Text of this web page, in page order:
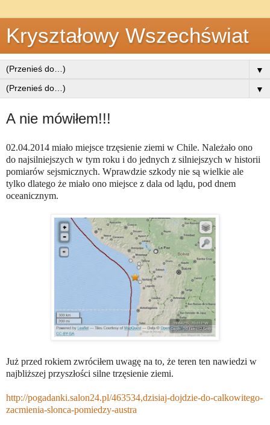
Kryształowy Wszechświat
▼
▼
A nie mówiłem!!!
02.04.2014 miało miejsce trzęsienie ziemi w Chile. Należało ono
do najsilniejszych w tym roku i do jednych z silniejszych w historii
pomiarów sejsmicznych. Wprawdzie szkody nie są wielkie ale
tylko dlatego że miało ono miejsce z dala od lądu, pod dnem
oceanicznym.
Już przed rokiem zwróciłem uwagę na to, że teren ten nawiedzi w
najbliższej przyszłości silne trzęsienie ziemi.
http://pogadanki.salon24.pl/463534,dzisiaj-dojdzie-do-calkowitego-
zacmienia-slonca-pomiedzy-austra